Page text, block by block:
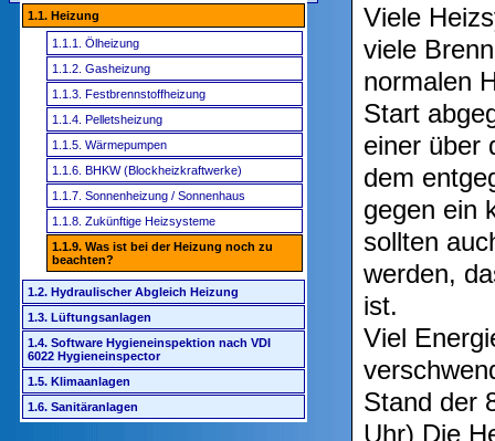
1.1. Heizung
1.1.1. Ölheizung
1.1.2. Gasheizung
1.1.3. Festbrennstoffheizung
1.1.4. Pelletsheizung
1.1.5. Wärmepumpen
1.1.6. BHKW (Blockheizkraftwerke)
1.1.7. Sonnenheizung / Sonnenhaus
1.1.8. Zukünftige Heizsysteme
1.1.9. Was ist bei der Heizung noch zu
beachten?
1.2. Hydraulischer Abgleich Heizung
1.3. Lüftungsanlagen
1.4. Software Hygieneinspektion nach VDI
6022 Hygieneinspector
1.5. Klimaanlagen
1.6. Sanitäranlagen
Viele
viele
normalen
Start
einer über
dem
gegen ein
sollten
werden,
ist.
Viel
Stand der
Uhr) Die